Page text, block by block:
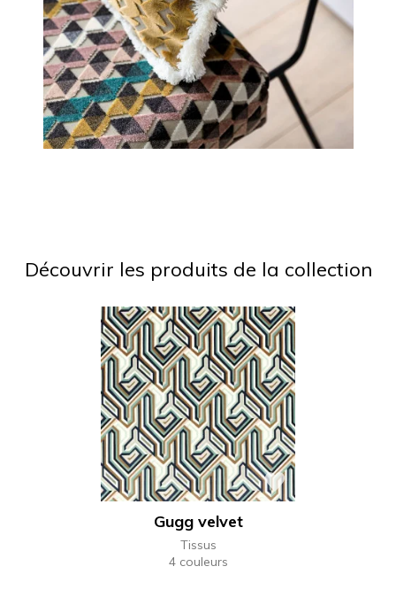
Découvrir les produits de la collection
Gugg velvet
Tissus
4 couleurs